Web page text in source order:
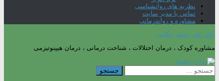
نظریه های روانشناسی
تماس با مدیر سایت
مشاوره و رواندرمانی
دکتر علی اصغر چگینی
مشاوره کودک ، درمان اختلالات ، شناخت درمانی ، درمان هیپنوتیزمی
جستجو
برای: